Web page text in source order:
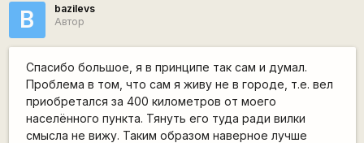
B
bazilevs
Автор
Спасибо большое, я в принципе так сам и думал.
Проблема в том, что сам я живу не в городе, т.е. вел
приобретался за 400 километров от моего
населённого пункта. Тянуть его туда ради вилки
смысла не вижу. Таким образом наверное лучше